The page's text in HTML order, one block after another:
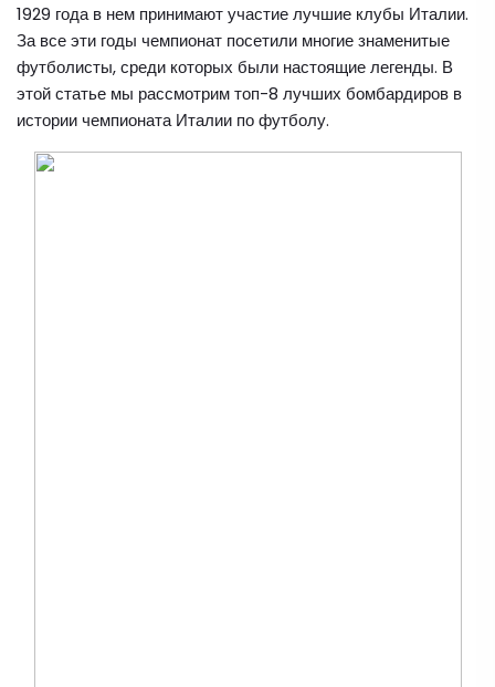
1929 года в нем принимают участие лучшие клубы Италии.
За все эти годы чемпионат посетили многие знаменитые
футболисты, среди которых были настоящие легенды. В
этой статье мы рассмотрим топ-8 лучших бомбардиров в
истории чемпионата Италии по футболу.